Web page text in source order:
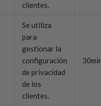
clientes.
Se utiliza
para
gestionar la
configuración
de privacidad
de los
clientes.